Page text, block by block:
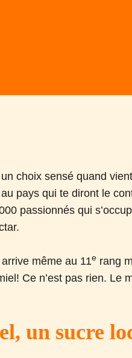
choix sensé quand
pays qui te diront le
passionnés qui
même au 11e rang
Ce n’est pas rien. Le
un sucre